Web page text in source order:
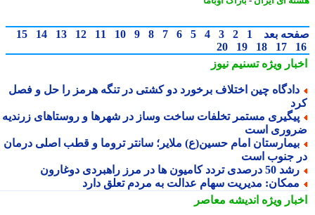
بعد 1
2
3
4
5
6
7
8
9
10
11
12
13
14
15
17
18
19
20
ویژهتسنیم نیوز
چین اختلاف برخورد دو کشتی در تنگه هرمز را حل و فصل
مستمر تخلفات ساخت وساز در شهرها و روستاهای زرندیه
است
امام حسین(ع) ملایر؛ سانتر تروما و قطب اصلی درمان
جنوب است
تردد کامیون ها در مرز راهبردی دوغارون
مدیریت سهام عدالت به مردم تعلق دارد
ویژهاندیشه معاصر